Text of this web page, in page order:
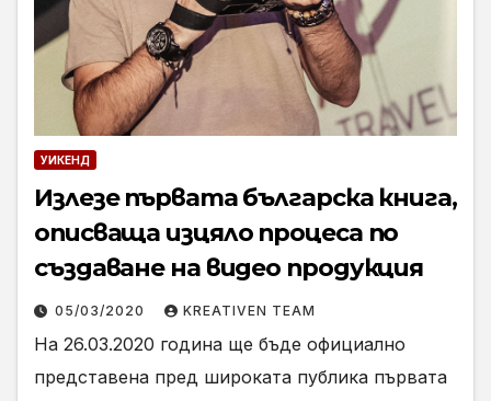
УИКЕНД
Излезе първата българска книга,
описваща изцяло процеса по
създаване на видео продукция
05/03/2020 KREATIVEN TEAM
На 26.03.2020 година ще бъде официално
представена пред широката публика първата